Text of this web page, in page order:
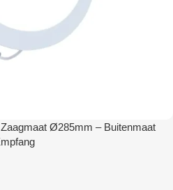
Ø285mm – Buitenmaat